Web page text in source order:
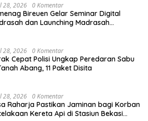
28, 2026 0 Komentar
Bireuen Gelar Seminar Digital
dan Launching Madrasah
28, 2026 0 Komentar
Cepat Polisi Ungkap Peredaran Sabu
Abang, 11 Paket Disita
28, 2026 0 Komentar
Raharja Pastikan Jaminan bagi Korban
Kereta Api di Stasiun Bekasi